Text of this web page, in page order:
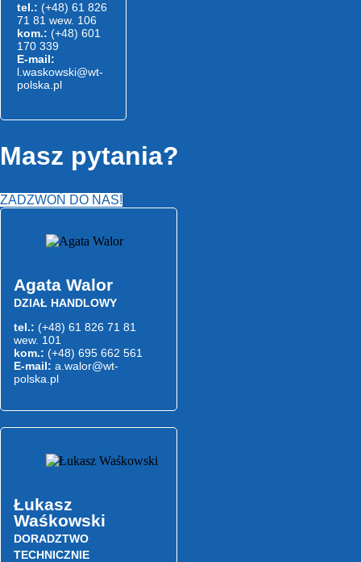
tel.: (+48) 61 826
71 81 wew. 106
kom.: (+48) 601
170 339
E-mail:
l.waskowski@wt-
polska.pl
Masz pytania?
ZADZWOŃ DO NAS!
Agata Walor
DZIAŁ HANDLOWY
tel.: (+48) 61 826 71 81
wew. 101
kom.: (+48) 695 662 561
E-mail: a.walor@wt-
polska.pl
Łukasz
Waśkowski
DORADZTWO
TECHNICZNIE